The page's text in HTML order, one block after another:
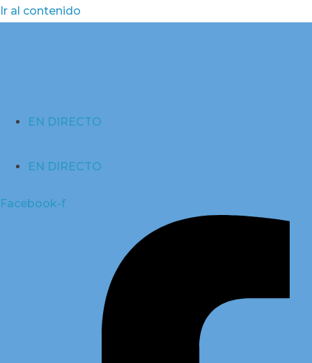
Ir al contenido
EN DIRECTO
EN DIRECTO
Facebook-f